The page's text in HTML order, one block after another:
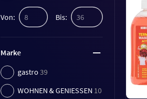
Von: Bis:
Marke
gastro 39
WOHNEN & GENIESSEN 10